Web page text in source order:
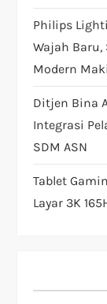
Philips
Wajah
Modern
Ditjen Bina
Integrasi
SDM ASN
Tablet
Layar 3K